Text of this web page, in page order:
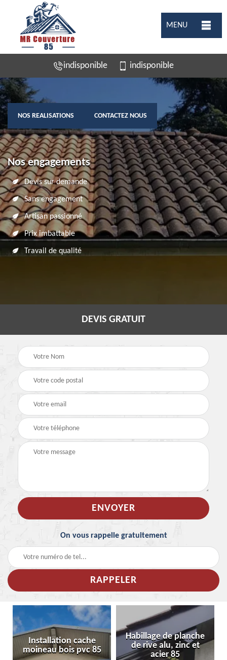
MENU
indisponible indisponible
NOS REALISATIONS CONTACTEZ NOUS
Nos engagements
Devis sur demande
Sans engagement
Artisan passionné
Prix imbattable
Travail de qualité
DEVIS GRATUIT
On vous rappelle gratuitement
Installation cache
moineau bois pvc 85
Habillage de planche
de rive alu, zinc et
acier 85